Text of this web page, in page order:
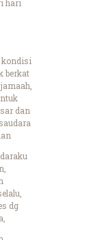
hari
kondisi
berkat
dan
dg